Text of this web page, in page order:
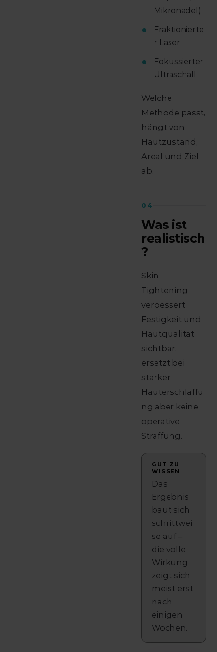
Mikronadel)
Fraktionierte
r Laser
Fokussierter
Ultraschall
Welche
Methode passt,
hängt von
Hautzustand,
Areal und Ziel
ab.
04
Was ist
realistisch
?
Skin
Tightening
verbessert
Festigkeit und
Hautqualität
sichtbar,
ersetzt bei
starker
Hauterschlaffu
ng aber keine
operative
Straffung.
GUT ZU
WISSEN
Das
Ergebnis
baut sich
schrittwei
se auf –
die volle
Wirkung
zeigt sich
meist erst
nach
einigen
Wochen.